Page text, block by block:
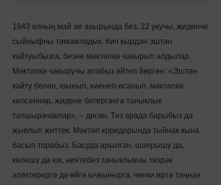
1943 елның май ае ахырында без, 22 укучы, җиденче
сыйныфны тәмамладык. Кич кырдан эштән
кайтуыбызга, безне мәктәпкә чакырып алдылар.
Мәктәпкә чакыручы апабыз әйтеп йөргән: «Эштән
кайту белән, юынып, киенеп-ясанып, мәктәпкә
килсеннәр, җидене бетергәнгә таныклык
тапшырачаклар», – дигән. Тиз арада барыбыз да
җыелып җиттек. Мәктәп коридорында тыйнак кына
басып торабыз. Басуда арылган, шаярышу да,
көлешү дә юк, ниятебез таныклыкны тизрәк
эләктерергә дә өйгә ычкынырга, чөнки иртә таңнан